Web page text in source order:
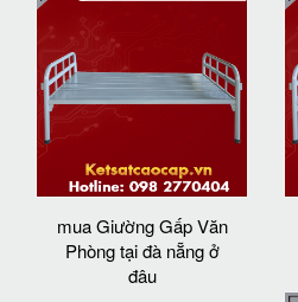
mua Giường Gấp Văn
Phòng tại đà nẵng ở
đâu